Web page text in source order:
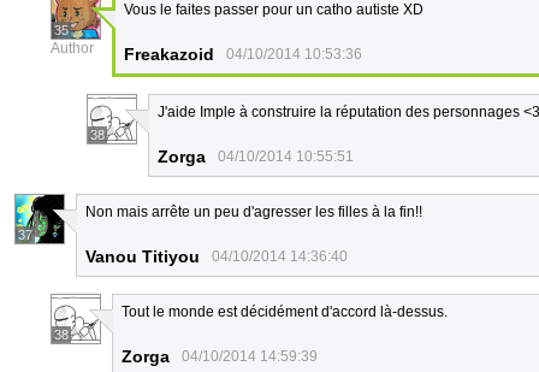
35
Author
Vous le faites passer pour un catho autiste XD
Freakazoid 04/10/2014 10:53:36
38
J'aide Imple à construire la réputation des personnages
Zorga 04/10/2014 10:55:51
37
Non mais arrête un peu d'agresser les filles à la fin!!
Vanou Titiyou 04/10/2014 14:36:40
38
Tout le monde est décidément d'accord là-dessus.
Zorga 04/10/2014 14:59:39